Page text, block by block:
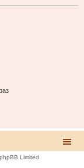
Limited